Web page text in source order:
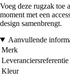
Voeg deze rugzak toe
moment met een
design samenbrengt.
Aanvullende
Merk
Leveranciersreferentie
Kleur